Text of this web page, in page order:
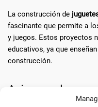
La construcción de
fascinante que permite a
y juegos. Estos proyectos
educativos, ya que
construcción.
Aviones y